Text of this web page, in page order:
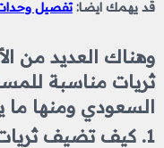
قد يهمك ايضا:تفصيل
وهناك العديد من
ثريات مناسبة
السعودي ومنها ما
1. كيف تضيف